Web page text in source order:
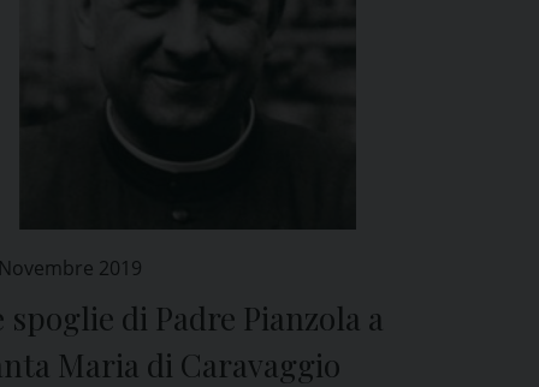
2019
spoglie di Padre Pianzola a
Maria di Caravaggio